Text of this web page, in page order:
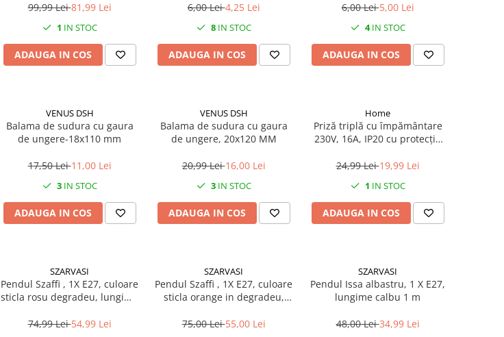
99,99 Lei81,99 Lei
1 IN STOC
ADAUGA IN COS
6,00 Lei4,25 Lei
8IN STOC
ADAUGA IN COS
6,00 Lei5,00 Lei
4IN STOC
ADAUGA IN COS
VENUS DSH
Balama de sudura cu gaura
de ungere-18x110 mm
17,50 Lei11,00 Lei
3IN STOC
ADAUGA IN COS
VENUS DSH
Balama de sudura cu gaura
de ungere, 20x120 MM
20,99 Lei16,00 Lei
3IN STOC
ADAUGA IN COS
Home
Priză triplă cu împământare
230V, 16A, IP20 cu protecție
24,99 Lei19,99 Lei
1 IN STOC
ADAUGA IN COS
SZARVASI
Pendul Szaffi , 1X E27, culoare
sticla rosu degradeu, lungime
74,99 Lei54,99 Lei
SZARVASI
Pendul Szaffi , 1X E27, culoare
sticla orange in degradeu,
75,00 Lei55,00 Lei
SZARVASI
Pendul Issa albastru, 1 X E27,
lungime calbu 1 m
48,00 Lei34,99 Lei